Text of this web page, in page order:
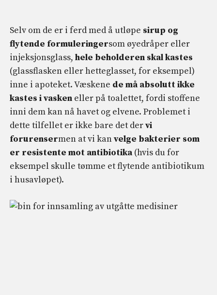
Selv om de er i ferd med å utløpe sirup og
flytende formuleringersom øyedråper eller
injeksjonsglass, hele beholderen skal kastes
(glassflasken eller hetteglasset, for eksempel)
inne i apoteket. Væskene de må absolutt ikke
kastes i vasken eller på toalettet, fordi stoffene
inni dem kan nå havet og elvene. Problemet i
dette tilfellet er ikke bare det dervi
forurensermen at vi kanvelge bakterier som
er resistente mot antibiotika (hvis du for
eksempel skulle tømme et flytende antibiotikum
i husavløpet).